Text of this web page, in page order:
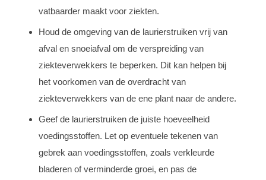
vatbaarder maakt voor ziekten.
Houd de omgeving van de laurierstruiken vrij van
afval en snoeiafval om de verspreiding van
ziekteverwekkers te beperken. Dit kan helpen bij
het voorkomen van de overdracht van
ziekteverwekkers van de ene plant naar de andere.
Geef de laurierstruiken de juiste hoeveelheid
voedingsstoffen. Let op eventuele tekenen van
gebrek aan voedingsstoffen, zoals verkleurde
bladeren of verminderde groei, en pas de